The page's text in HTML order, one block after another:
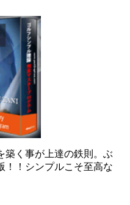
築く事が上達の鉄則。ぶ
！！シンプルこそ至高な